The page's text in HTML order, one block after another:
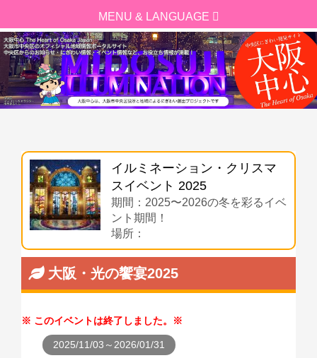
イルミネーション・クリスマ
スイベント 2025
期間：2025〜2026の冬を彩るイベ
ント期間！
場所：
大阪・光の饗宴2025
このイベントは終了しました。
2025/11/03～2026/01/31